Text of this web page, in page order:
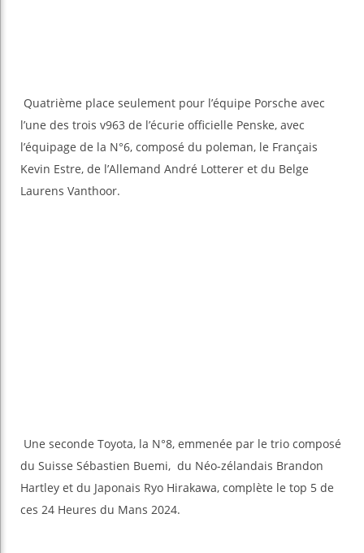
Quatrième place seulement pour l’équipe Porsche avec
l’une des trois v963 de l’écurie officielle Penske, avec
l’équipage de la N°6, composé du poleman, le Français
Kevin Estre, de l’Allemand André Lotterer et du Belge
Laurens Vanthoor.
Une seconde Toyota, la N°8, emmenée par le trio composé
du Suisse Sébastien Buemi, du Néo-zélandais Brandon
Hartley et du Japonais Ryo Hirakawa, complète le top 5 de
ces 24 Heures du Mans 2024.